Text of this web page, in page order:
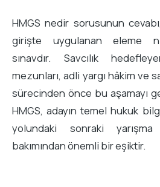
HMGS nedir sorusunun
girişte uygulanan eleme
sınavdır. Savcılık
mezunları, adli yargı hâkim ve
sürecinden önce bu aşamayı
HMGS, adayın temel hukuk
yolundaki sonraki yarışma
bakımından önemli bir eşiktir.